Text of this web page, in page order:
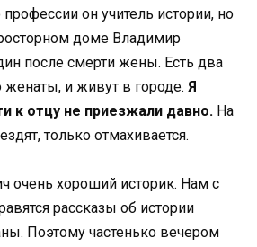
он учитель истории, но
доме Владимир
после смерти жены. Есть два
и живут в городе. Я
к отцу не приезжали давно. На
только отмахивается.
очень хороший историк. Нам с
рассказы об истории
Поэтому частенько вечером